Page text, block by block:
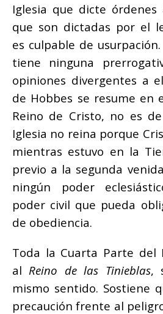
Iglesia que dicte
que son dictadas por el
es culpable de
tiene ninguna
opiniones divergentes a
de Hobbes se resume en
Reino de Cristo, no es
Iglesia no reina porque
mientras estuvo en la
previo a la segunda
ningún poder
poder civil que pueda
de obediencia.
Toda la Cuarta Parte del
al Reino de las Tinieblas,
mismo sentido. Sostiene
precaución frente al